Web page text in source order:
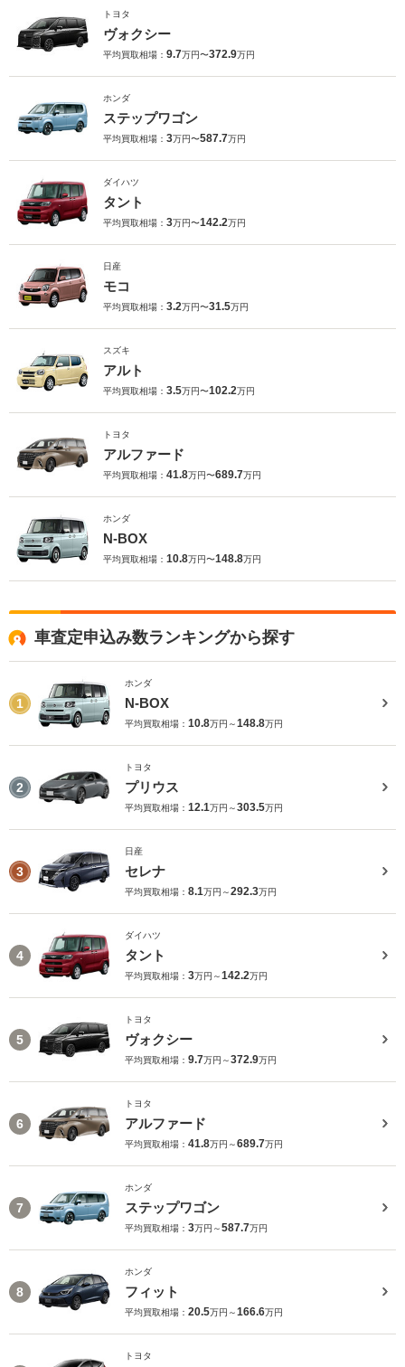
トヨタ
ヴォクシー
平均買取相場： 9.7万円〜372.9万円
ホンダ
ステップワゴン
平均買取相場： 3万円〜587.7万円
ダイハツ
タント
平均買取相場： 3万円〜142.2万円
日産
モコ
平均買取相場： 3.2万円〜31.5万円
スズキ
アルト
平均買取相場： 3.5万円〜102.2万円
トヨタ
アルファード
平均買取相場： 41.8万円〜689.7万円
ホンダ
N-BOX
平均買取相場： 10.8万円〜148.8万円
車査定申込み数ランキングから探す
1
ホンダ
N-BOX
平均買取相場： 10.8万円～148.8万円
2
トヨタ
プリウス
平均買取相場： 12.1万円～303.5万円
3
日産
セレナ
平均買取相場： 8.1万円～292.3万円
4
ダイハツ
タント
平均買取相場： 3万円～142.2万円
5
トヨタ
ヴォクシー
平均買取相場： 9.7万円～372.9万円
6
トヨタ
アルファード
平均買取相場： 41.8万円～689.7万円
7
ホンダ
ステップワゴン
平均買取相場： 3万円～587.7万円
8
ホンダ
フィット
平均買取相場： 20.5万円～166.6万円
トヨタ